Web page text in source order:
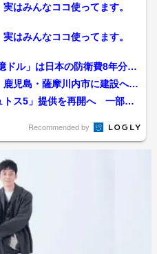
はみんなココ使ってます。
はみんなココ使ってます。
ドル」は日本の防衛費8年分…
鹿児島・薩摩川内市に建設へ
トス5」提供を再開へ 一部の
Recommended by